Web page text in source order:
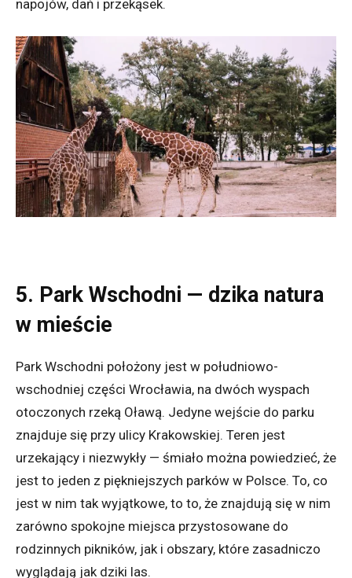
napojów, dań i przekąsek.
5. Park Wschodni — dzika natura
w mieście
Park Wschodni położony jest w południowo-
wschodniej części Wrocławia, na dwóch wyspach
otoczonych rzeką Oławą. Jedyne wejście do parku
znajduje się przy ulicy Krakowskiej. Teren jest
urzekający i niezwykły — śmiało można powiedzieć, że
jest to jeden z piękniejszych parków w Polsce. To, co
jest w nim tak wyjątkowe, to to, że znajdują się w nim
zarówno spokojne miejsca przystosowane do
rodzinnych pikników, jak i obszary, które zasadniczo
wyglądają jak dziki las.